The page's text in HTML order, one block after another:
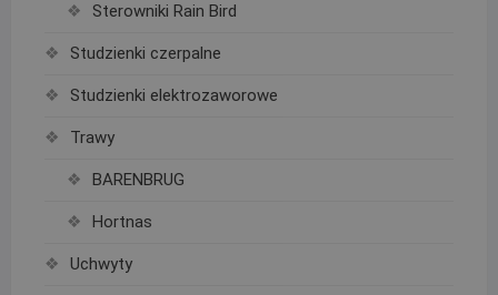
Sterowniki Rain Bird
Studzienki czerpalne
Studzienki elektrozaworowe
Trawy
BARENBRUG
Hortnas
Uchwyty